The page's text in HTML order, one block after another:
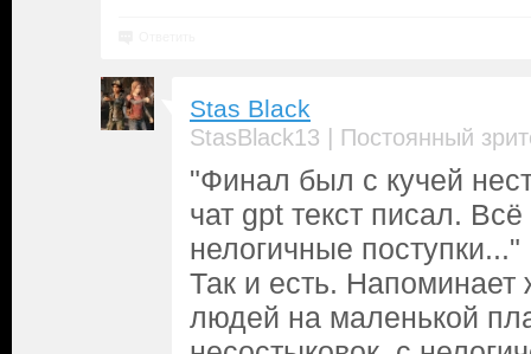
Stas Black
StasBlack13 | Постоянный
"Финал был с кучей
чат gpt текст писал.
нелогичные поступки..."
Так и есть. Напоминает
людей на маленькой